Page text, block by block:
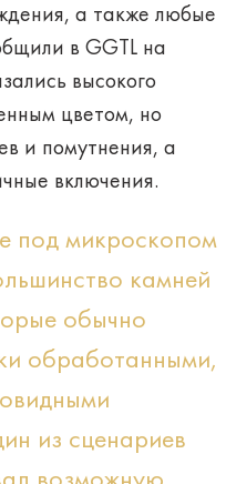
а также любые
в GGTL на
высокого
цветом, но
и помутнения, а
включения.
под микроскопом
камней
обычно
обработанными,
из сценариев